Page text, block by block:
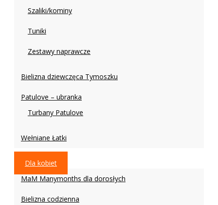
Szaliki/kominy
Tuniki
Zestawy naprawcze
Bielizna dziewczęca Tymoszku
Patulove – ubranka
Turbany Patulove
Wełniane Łatki
Dla kobiet
MaM Manymonths dla dorosłych
Bielizna codzienna